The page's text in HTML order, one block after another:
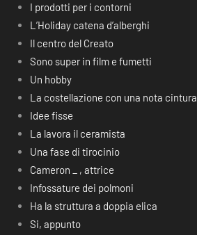
I prodotti per i contorni
L’Holiday catena d’alberghi
Il centro del Creato
Sono super in film e fumetti
Un hobby
La costellazione con una nota cintura
Idee fisse
La lavora il ceramista
Una fase di tirocinio
Cameron _ , attrice
Infossature dei polmoni
Ha la struttura a doppia elica
Si, appunto